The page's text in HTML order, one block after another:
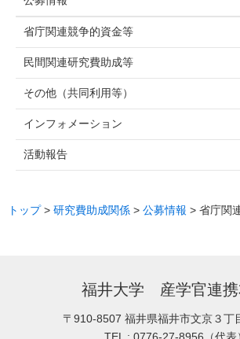
省庁関連競争的資金等
民間関連研究費助成等
その他（共同利用等）
インフォメーション
活動報告
トップ> 研究費助成関係 > 公募情報 > 省庁関
福井大学 産学官連携
〒910-8507 福井県福井市文京３丁